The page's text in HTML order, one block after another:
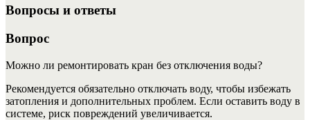
Вопросы и ответы
Вопрос
Можно ли ремонтировать кран без отключения воды?
Рекомендуется обязательно отключать воду, чтобы избежать
затопления и дополнительных проблем. Если оставить воду в
системе, риск повреждений увеличивается.